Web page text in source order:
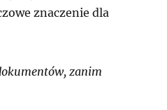
znaczenie dla
zanim